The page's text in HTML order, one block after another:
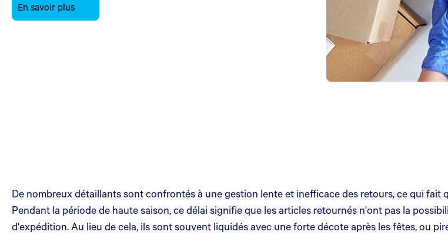
En savoir plus
De nombreux détaillants sont confrontés à une gestion lente et inefficace des retours, ce qui
Pendant la période de haute saison, ce délai signifie que les articles retournés n'ont pas la
d'expédition. Au lieu de cela, ils sont souvent liquidés avec une forte décote après les fêtes, ou